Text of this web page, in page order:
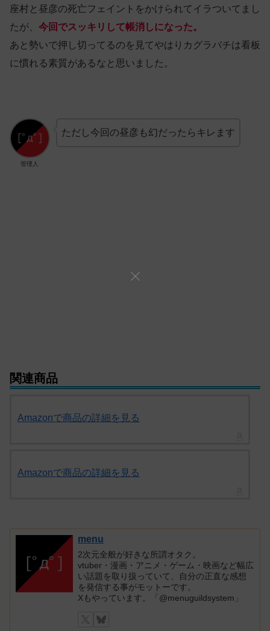
座村と昼彦の死亡フェイントをかけられてイラついてまし
たが、 今回でスッキリして帳消しになった。
あと勢いで押し切ってるのを見てやはりカグラバチは看板
に慣れる素質があるなと思いました。
管理人
ただし今回の昼彦も幻だったらキレます
関連商品
Amazonで商品の詳細を見る
Amazonで商品の詳細を見る
menu
2次元全般が好きな所謂オタク。
vtuber・漫画・アニメ・ゲーム・映画など幅広
い話題を取り扱っていて、自分の正直な感想
を発信する事がモットーです。
Xもやっています。「@menuguildsystem」